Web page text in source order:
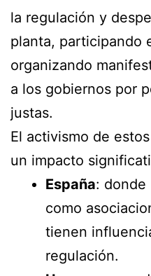
la regulación y
planta, participando
organizando
a los gobiernos por
justas.
El activismo de
un impacto
España: donde
como
tienen
regulación.